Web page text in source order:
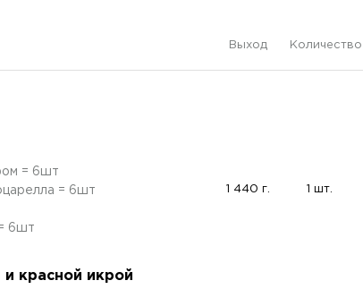
Выход Количество
= 6шт
= 6шт
6шт
1 440 г. 1 шт.
красной икрой